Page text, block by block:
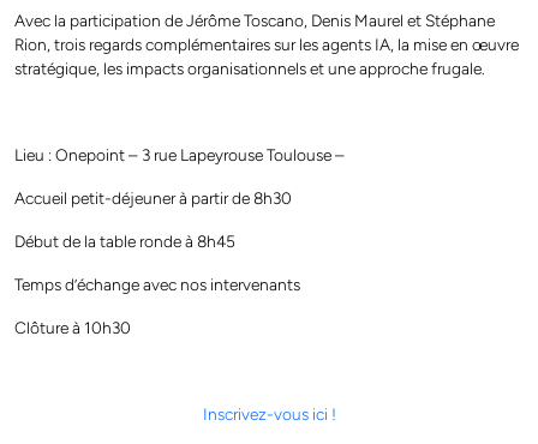
Avec la participation de Jérôme Toscano, Denis Maurel et Stéphane
Rion, trois regards complémentaires sur les agents IA, la mise en œuvre
stratégique, les impacts organisationnels et une approche frugale.
Lieu : Onepoint – 3 rue Lapeyrouse Toulouse –
Accueil petit-déjeuner à partir de 8h30
Début de la table ronde à 8h45
Temps d’échange avec nos intervenants
Clôture à 10h30
Inscrivez-vous ici !